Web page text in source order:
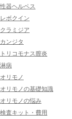
性器ヘルペス
レボクイン
クラミジア
カンジタ
トリコモナス膣炎
淋病
オリモノ
オリモノの基礎知識
オリモノの悩み
検査キット・費用